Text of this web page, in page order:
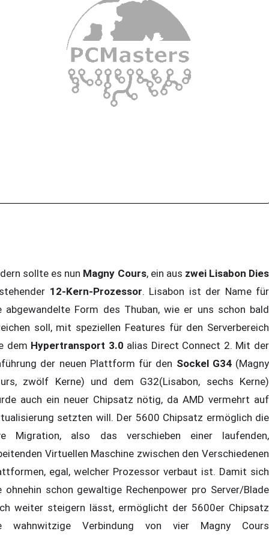
sollte es nun Magny Cours, ein aus zwei Lisabon Dies
12-Kern-Prozessor. Lisabon ist der Name für
abgewandelte Form des Thuban, wie er uns schon bald
soll, mit speziellen Features für den Serverbereich
dem Hypertransport 3.0 alias Direct Connect 2. Mit der
der neuen Plattform für den Sockel G34(Magny
zwölf Kerne) und dem G32(Lisabon, sechs Kerne)
auch ein neuer Chipsatz nötig, da AMD vermehrt auf
setzten will. Der 5600 Chipsatz ermöglich die
Migration, also das verschieben einer laufenden,
Virtuellen Maschine zwischen den Verschiedenen
egal, welcher Prozessor verbaut ist. Damit sich
ohnehin schon gewaltige Rechenpower pro Server/Blade
weiter steigern lässt, ermöglicht der 5600er Chipsatz
wahnwitzige Verbindung von vier Magny Cours